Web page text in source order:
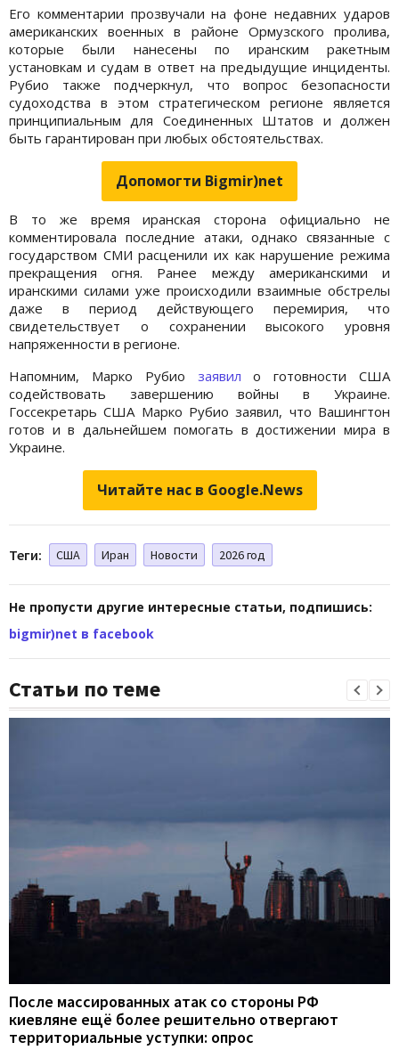
Его комментарии прозвучали на фоне недавних ударов
американских военных в районе Ормузского пролива,
которые были нанесены по иранским ракетным
установкам и судам в ответ на предыдущие инциденты.
Рубио также подчеркнул, что вопрос безопасности
судоходства в этом стратегическом регионе является
принципиальным для Соединенных Штатов и должен
быть гарантирован при любых обстоятельствах.
Допомогти Bigmir)net
В то же время иранская сторона официально не
комментировала последние атаки, однако связанные с
государством СМИ расценили их как нарушение режима
прекращения огня. Ранее между американскими и
иранскими силами уже происходили взаимные обстрелы
даже в период действующего перемирия, что
свидетельствует о сохранении высокого уровня
напряженности в регионе.
Напомним, Марко Рубио заявил о готовности США
содействовать завершению войны в Украине.
Госсекретарь США Марко Рубио заявил, что Вашингтон
готов и в дальнейшем помогать в достижении мира в
Украине.
Читайте нас в Google.News
Теги: США Иран Новости 2026 год
Не пропусти другие интересные статьи, подпишись:
bigmir)net в facebook
Статьи по теме
После массированных атак со стороны РФ
киевляне ещё более решительно отвергают
территориальные уступки: опрос